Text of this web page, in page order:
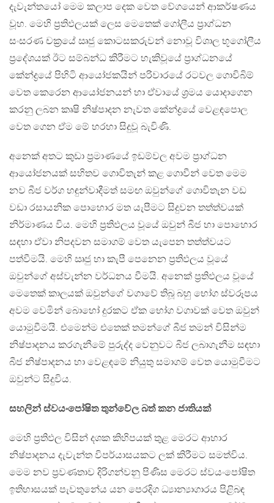
දැවැන්තයෝ මෙම කලාප දෙක වෙත වේගයෙන් ආකර්ෂණය
වූහ. මෙහි ප්‍රතිඵලයක් ලෙස මෙතෙක් ගෝලීය ප්‍රාග්ධන
සංසරණ චක්‍රයේ ඍජු කොටසකරුවන් නොවූ විශාල භූගෝලීය
ප්‍රදේශයක් ඊට සම්බන්ධ කිරීමට හැකිවූයේ ප්‍රාග්ධනයේ
කේන්ද්‍රයේ පිහිටි ආයෝජකයින් පරිවාරයේ රටවල ගොවිබිම්
වෙත කෙරෙන ආයෝජනයන් හා ඒවායේ ශ්‍රමය යොදාගෙන
කරනු ලබන කෘෂි නිෂ්පාදන නැවත කේන්ද්‍රයේ වෙළඳපොල
වෙත ගෙන ඒම මේ හරහා සිදුවූ බැවිණි.
අනෙක් අතට කුඩා ප්‍රමාණයේ ඉඩම්වල අවම ප්‍රාග්ධන
ආයෝජනයක් සහිතව ගොවිතැන් කළ ගොවීන් වෙත මෙම
නව බීජ වර්ග හඳුන්වාදීමත් සමඟ ඔවුන්ගේ ගොවිතැන වඩ
වඩා රසායනික පොහොර මත යැපීමට සිදුවන තත්ත්වයක්
නිර්මාණය විය. මෙහි ප්‍රතිඵලය වූයේ ඔවුන් බීජ හා පොහොර
සඳහා ඒවා නිපදවන සමාගම් වෙත යැපෙන තත්ත්වයට
පත්වීමයි. මෙහි ඍජු හා කැපී පෙනෙන ප්‍රතිඵලය වූයේ
ඔවුන්ගේ අස්වැන්න වර්ධනය වීමයි. අනෙක් ප්‍රතිඵලය වූයේ
මෙතෙක් කාලයක් ඔවුන්ගේ වගාවේ තිබූ බහු භෝග ස්වරූපය
අවම වෙමින් බොහෝ දුරකට ඒක භෝග වගාවක් වෙත ඔවුන්
යොමුවීමයි. එමෙන්ම එතෙක් තමන්ගේ බීජ තමන් විසින්ම
නිෂ්පාදනය කරගැනීමේ පුරුද්ද වෙනුවට බීජ ලබාගැනීම සඳහා
බීජ නිෂ්පාදනය හා වෙළඳමේ නියුතු සමාගම් වෙත යොමුවීමට
ඔවුන්ට සිදුවිය.
සහලින් ස්වයංපෝෂිත තුන්වේල බත් කන ජාතියක්
මෙහි ප්‍රතිඵල විසින් දශක කිහිපයක් තුළ මෙරට ආහාර
නිෂ්පාදනය දැවැන්ත විපර්යාසයකට ලක් කිරීමට සමත්විය.
මෙම නව ප්‍රවණතාව දිරිගන්වනු පිණිස මෙරට ස්වයංපෝෂිත
ඉතිහාසයක් පැවතුනේය යන පෙරදිග ධ්‍යාන්‍යාගාරය පිළිබඳ